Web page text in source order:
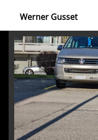
Werner Gusset